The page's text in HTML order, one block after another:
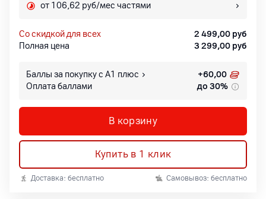
от 106,62 руб/мес частями
со скидкой для всех 2 499,00 руб
Полная цена
3 299,00 руб
Баллы за покупку с А1 плюс +60,00
Оплата баллами
до 30%
В корзину
Купить в 1 клик
Доставка: бесплатно Самовывоз: бесплатно